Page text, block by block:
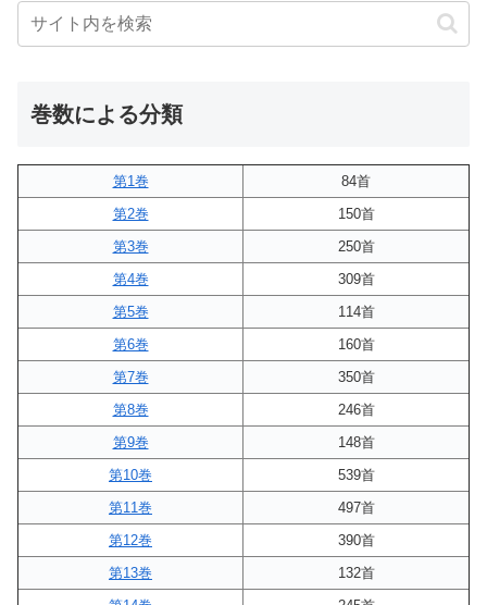
巻数による分類
第1巻
84首
第2巻
150首
第3巻
250首
第4巻
309首
第5巻
114首
第6巻
160首
第7巻
350首
第8巻
246首
第9巻
148首
第10巻
539首
第11巻
497首
第12巻
390首
第13巻
132首